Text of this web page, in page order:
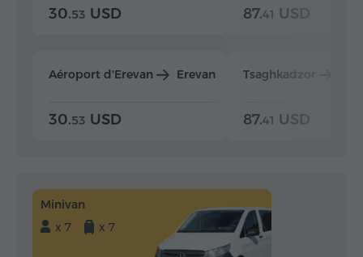
30.53 USD
Aéroport d'Erevan Erevan
30.53 USD
87.41 USD
Tsaghkadzor
87.41 USD
Minivan
x 7
x 7